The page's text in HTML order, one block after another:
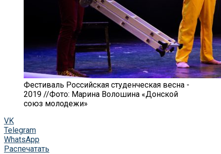
Фестиваль Российская студенческая весна -
2019 //Фото: Марина Волошина «Донской
союз молодежи»
VK
Telegram
WhatsApp
Распечатать